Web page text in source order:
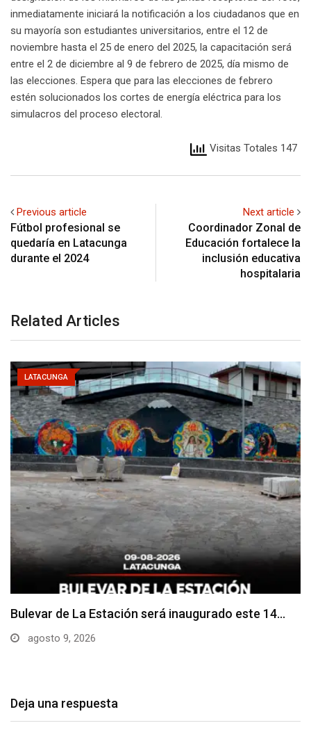
inmediatamente iniciará la notificación a los ciudadanos que en
su mayoría son estudiantes universitarios, entre el 12 de
noviembre hasta el 25 de enero del 2025, la capacitación será
entre el 2 de diciembre al 9 de febrero de 2025, día mismo de
las elecciones. Espera que para las elecciones de febrero
estén solucionados los cortes de energía eléctrica para los
simulacros del proceso electoral.
Visitas Totales 147
Previous article
Fútbol profesional se
quedaría en Latacunga
durante el 2024
Next article
Coordinador Zonal de
Educación fortalece la
inclusión educativa
hospitalaria
Related Articles
LATACUNGA
Adoquines levantados generan preocupación en
dos vías de…
Deja una respuesta